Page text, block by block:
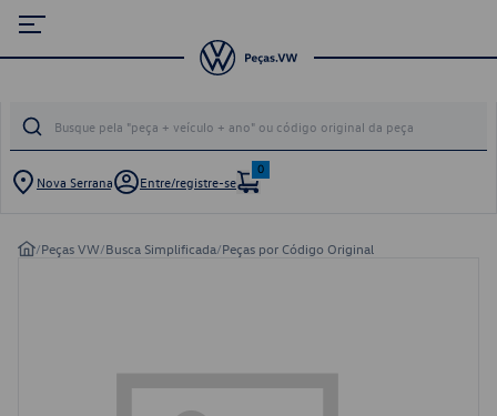
Nova Serrana Entre/registre-se
0
/Peças VW/Busca Simplificada/Peças por Código Original